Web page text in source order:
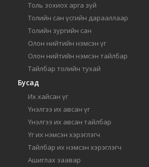
Толь зохиох арга зүй
Толийн сан үсгийн дарааллаар
Толийн зургийн сан
Олон нийтийн нэмсэн үг
Олон нийтийн нэмсэн тайлбар
Тайлбар толийн тухай
Бусад
Их хайсан үг
Үнэлгээ их авсан үг
Үнэлгээ их авсан тайлбар
Үг их нэмсэн хэрэглэгч
Тайлбар их нэмсэн хэрэглэгч
Ашиглах заавар